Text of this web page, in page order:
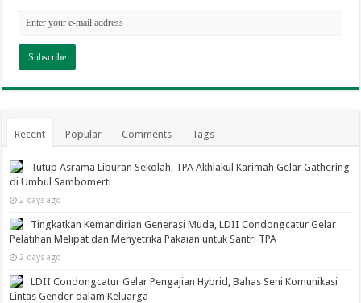
Recent Popular Comments Tags
Tutup Asrama Liburan Sekolah, TPA Akhlakul Karimah Gelar Gathering
di Umbul Sambomerti
2 days ago
Tingkatkan Kemandirian Generasi Muda, LDII Condongcatur Gelar
Pelatihan Melipat dan Menyetrika Pakaian untuk Santri TPA
2 days ago
LDII Condongcatur Gelar Pengajian Hybrid, Bahas Seni Komunikasi
Lintas Gender dalam Keluarga